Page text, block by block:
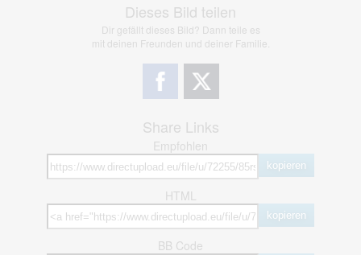
Dieses Bild teilen
Dir gefällt dieses Bild? Dann teile es
mit deinen Freunden und deiner Familie.
Share Links
Empfohlen
kopieren
HTML
kopieren
BB Code